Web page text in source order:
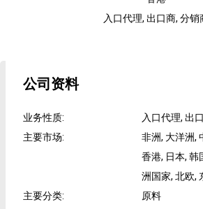
入口代理, 出口商, 分销
公司资料
业务性质:
入口代理, 出
主要市场:
非洲, 大洋洲,
香港, 日本, 韩
洲国家, 北欧,
主要分类:
原料